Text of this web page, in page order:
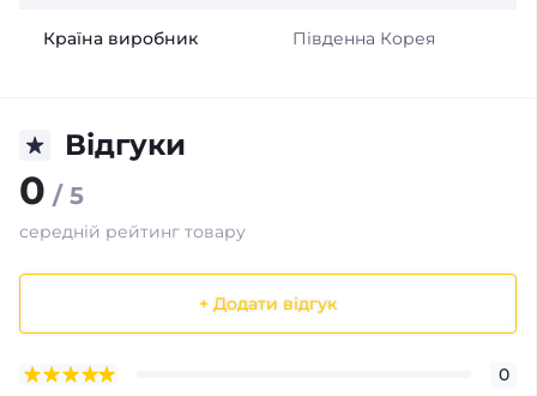
Країна виробник Південна Корея
Відгуки
0 / 5
середній рейтинг товару
+ Додати відгук
0